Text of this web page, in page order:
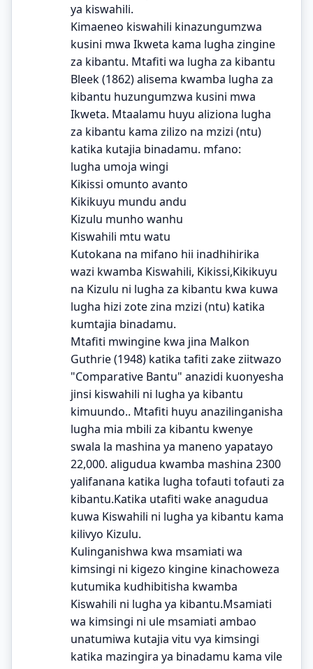
ya kiswahili.
Kimaeneo kiswahili kinazungumzwa
kusini mwa Ikweta kama lugha zingine
za kibantu. Mtafiti wa lugha za kibantu
Bleek (1862) alisema kwamba lugha za
kibantu huzungumzwa kusini mwa
Ikweta. Mtaalamu huyu aliziona lugha
za kibantu kama zilizo na mzizi (ntu)
katika kutajia binadamu. mfano:
lugha umoja wingi
Kikissi omunto avanto
Kikikuyu mundu andu
Kizulu munho wanhu
Kiswahili mtu watu
Kutokana na mifano hii inadhihirika
wazi kwamba Kiswahili, Kikissi,Kikikuyu
na Kizulu ni lugha za kibantu kwa kuwa
lugha hizi zote zina mzizi (ntu) katika
kumtajia binadamu.
Mtafiti mwingine kwa jina Malkon
Guthrie (1948) katika tafiti zake ziitwazo
"Comparative Bantu" anazidi kuonyesha
jinsi kiswahili ni lugha ya kibantu
kimuundo.. Mtafiti huyu anazilinganisha
lugha mia mbili za kibantu kwenye
swala la mashina ya maneno yapatayo
22,000. aligudua kwamba mashina 2300
yalifanana katika lugha tofauti tofauti za
kibantu.Katika utafiti wake anagudua
kuwa Kiswahili ni lugha ya kibantu kama
kilivyo Kizulu.
Kulinganishwa kwa msamiati wa
kimsingi ni kigezo kingine kinachoweza
kutumika kudhibitisha kwamba
Kiswahili ni lugha ya kibantu.Msamiati
wa kimsingi ni ule msamiati ambao
unatumiwa kutajia vitu vya kimsingi
katika mazingira ya binadamu kama vile